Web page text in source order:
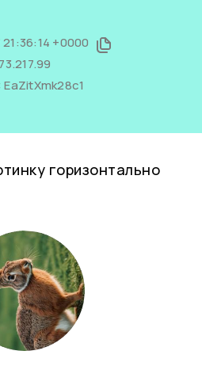
+0000
EaZitXmk28c1
горизонтально